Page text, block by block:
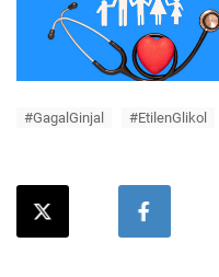
#GagalGinjal #EtilenGlikol